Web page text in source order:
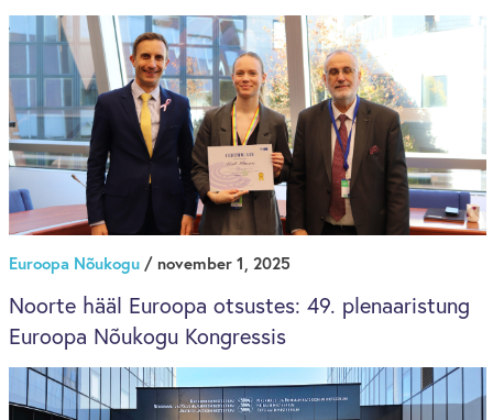
Euroopa Nõukogu/ november 1, 2025
Noorte hääl Euroopa otsustes: 49. plenaaristung
Euroopa Nõukogu Kongressis